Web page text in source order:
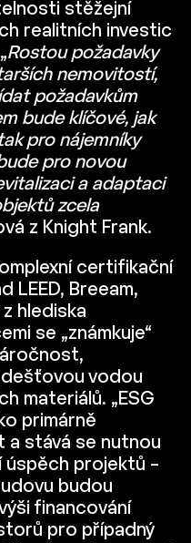
stěžejní
realitních investic
Rostou požadavky
nemovitostí,
požadavkům
bude klíčové, jak
pro nájemníky
pro novou
a adaptaci
zcela
z Knight Frank.
certifikační
LEED, Breeam,
hlediska
se „známkuje“
vodou
materiálů. „ESG
primárně
a stává se nutnou
projektů –
budou
financování
pro případný